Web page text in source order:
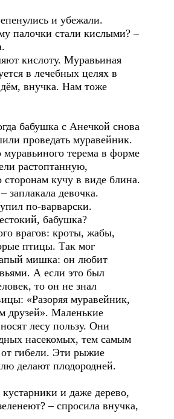
и убежали.
палочки стали кислыми? –
кислоту. Муравьиная
в лечебных целях в
внучка. Нам тоже
бабушка с Анечкой снова
проведать муравейник.
муравьиного терема в форме
растоптанную,
сторонам кучу в виде блина.
заплакала девочка.
по-варварски.
бабушка?
врагов: кроты, жабы,
птицы. Так мог
мишка: он любит
А если это был
то он не знал
«Разоряя муравейник,
друзей». Маленькие
лесу пользу. Они
насекомых, тем самым
от гибели. Эти рыжие
делают плодородней.
и даже дерево,
– спросила внучка,